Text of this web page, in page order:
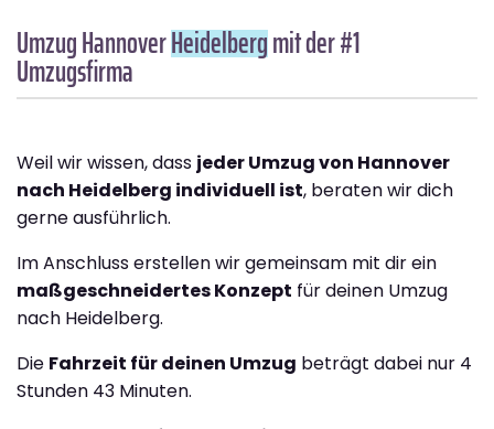
Umzug HannoverHeidelbergmit der #1
Umzugsfirma
Weil wir wissen, dass jeder Umzug von Hannover
nach Heidelberg individuell ist, beraten wir dich
gerne ausführlich.
Im Anschluss erstellen wir gemeinsam mit dir ein
maßgeschneidertes Konzept für deinen Umzug
nach Heidelberg.
Die Fahrzeit für deinen Umzug beträgt dabei nur 4
Stunden 43 Minuten.